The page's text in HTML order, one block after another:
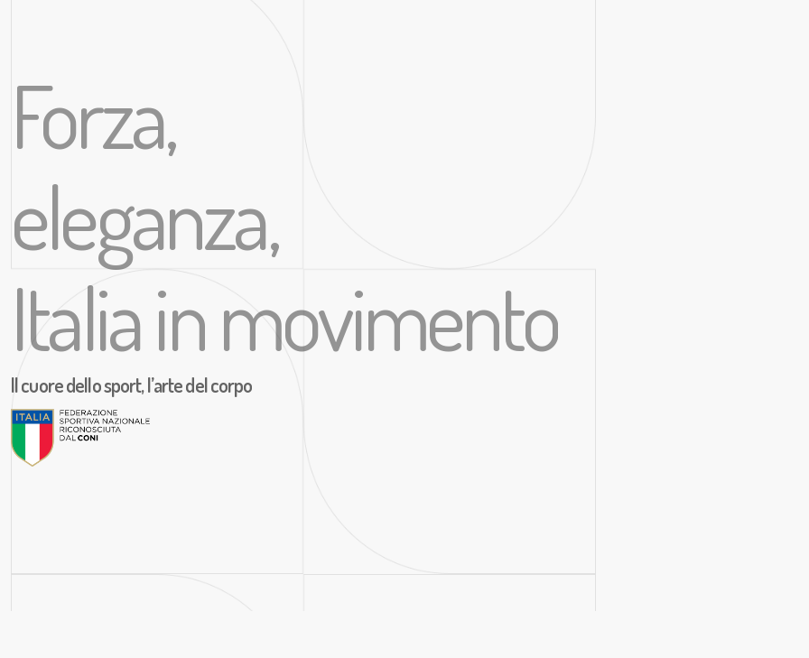
Forza,
eleganza,
Italia in movimento
Il cuore dello sport, l’arte del corpo